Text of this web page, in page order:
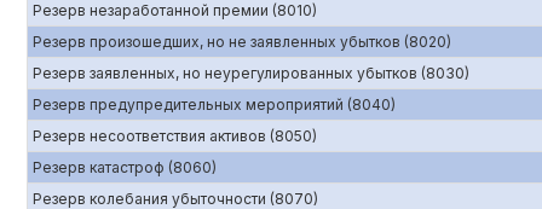
Резерв незаработанной премии (8010)
Резерв произошедших, но не заявленных убытков (8020)
Резерв заявленных, но неурегулированных убытков (8030)
Резерв предупредительных мероприятий (8040)
Резерв несоответствия активов (8050)
Резерв катастроф (8060)
Резерв колебания убыточности (8070)